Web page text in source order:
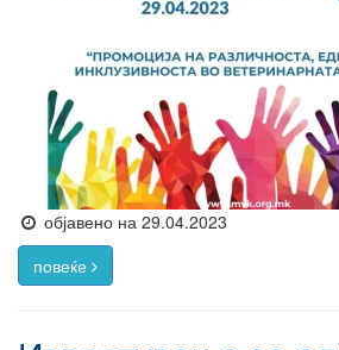
објавено на 29.04.2023
повеќе